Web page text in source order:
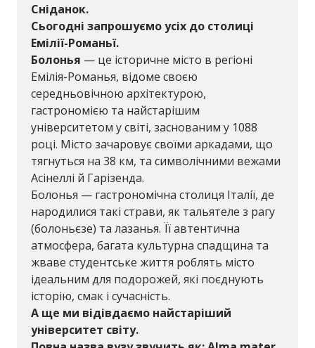
Сніданок.
Сьогодні запрошуємо усіх до столиці
Емілії-Романьї.
Болонья — це історичне місто в регіоні
Емілія-Романья, відоме своєю
середньовічною архітектурою,
гастрономією та найстарішим
університетом у світі, заснованим у 1088
році. Місто зачаровує своїми аркадами, що
тягнуться на 38 км, та символічними вежами
Асінеллі й Гарізенда.
Болонья — гастрономічна столиця Італії, де
народилися такі страви, як тальятеле з рагу
(болоньєзе) та лазанья. Її автентична
атмосфера, багата культурна спадщина та
жваве студентське життя роблять місто
ідеальним для подорожей, які поєднують
історію, смак і сучасність.
А ще ми відівдаємо найстаріший
університет світу.